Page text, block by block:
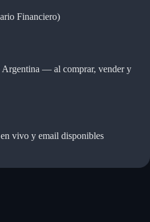
Financiero)
Argentina — al comprar, vender y
vivo y email disponibles